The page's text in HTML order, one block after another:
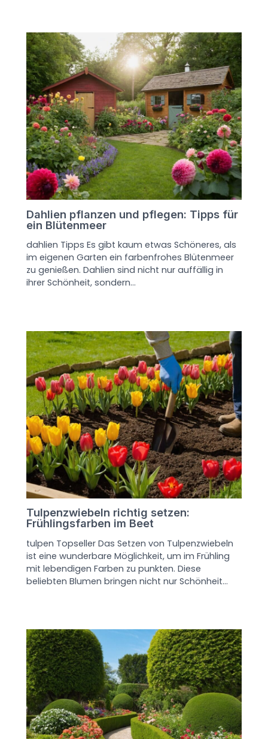
Dahlien pflanzen und pflegen: Tipps für
ein Blütenmeer
dahlien Tipps Es gibt kaum etwas Schöneres, als
im eigenen Garten ein farbenfrohes Blütenmeer
zu genießen. Dahlien sind nicht nur auffällig in
ihrer Schönheit, sondern…
Tulpenzwiebeln richtig setzen:
Frühlingsfarben im Beet
tulpen Topseller Das Setzen von Tulpenzwiebeln
ist eine wunderbare Möglichkeit, um im Frühling
mit lebendigen Farben zu punkten. Diese
beliebten Blumen bringen nicht nur Schönheit…